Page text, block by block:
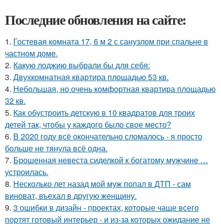
Последние обновления на сайте:
1. Гостевая комната 17, 6 м 2 с санузлом при спальне в
частном доме.
2. Какую лоджию выбрали бы для себя:
3. Двухкомнатная квартира площадью 53 кв.
4. Небольшая, но очень комфортная квартира площадью
32 кв.
5. Как обустроить детскую в 10 квадратов для троих
детей так, чтобы у каждого было свое место?
6. В 2020 году всё окончательно сломалось - я просто
больше не тянула всё одна.
7. Брошенная невеста сиделкой к богатому мужчине …
устроилась.
8. Несколько лет назад мой муж попал в ДТП - сам
виноват, въехал в другую женщину.
9. 3 ошибки в дизайн - проектах, которые чаще всего
портят готовый интерьер - и из-за которых ожидание не